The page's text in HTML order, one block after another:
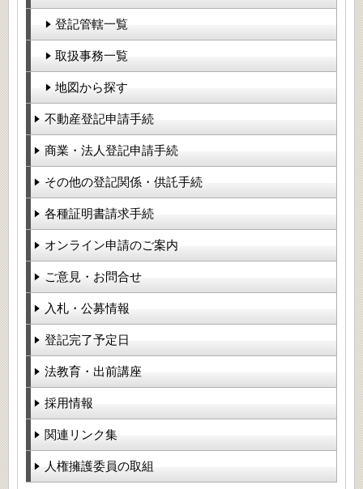
登記管轄一覧
取扱事務一覧
地図から探す
不動産登記申請手続
商業・法人登記申請手続
その他の登記関係・供託手続
各種証明書請求手続
オンライン申請のご案内
ご意見・お問合せ
入札・公募情報
登記完了予定日
法教育・出前講座
採用情報
関連リンク集
人権擁護委員の取組